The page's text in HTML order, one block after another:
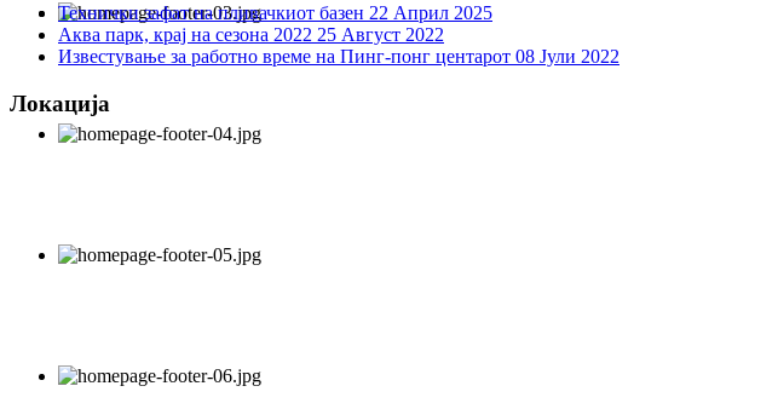
Технички зафат на пливачкиот базен 22 Април 2025
Аква парк, крај на сезона 2022 25 Август 2022
Известување за работно време на Пинг-понг центарот 08 Јули 2022
Локација